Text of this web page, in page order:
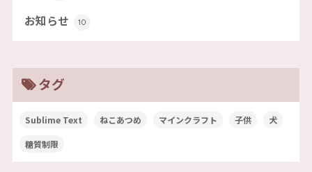
お知らせ 10
タグ
Sublime Text ねこあつめ マインクラフト 子供 犬
糖質制限